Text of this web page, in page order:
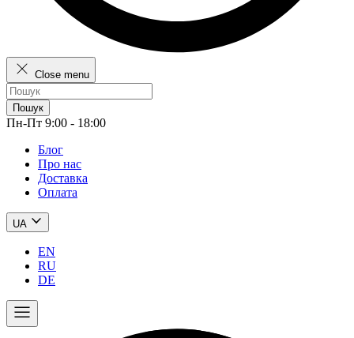
Close menu
Пошук
Пн-Пт 9:00 - 18:00
Блог
Про нас
Доставка
Оплата
UA
EN
RU
DE